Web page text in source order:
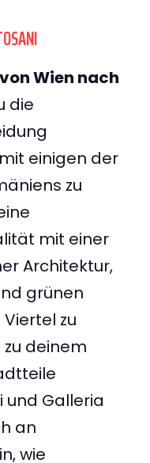
Wien nach
die
einigen der
zu
mit einer
Architektur,
grünen
zu
deinem
und Galleria
an
wie